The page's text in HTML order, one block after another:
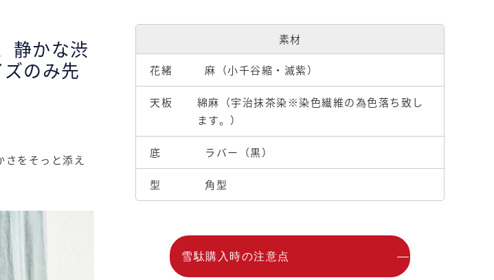
静かな渋
のみ先
をそっと添え
素材
花緒 麻（小千谷縮・滅紫）
天板
綿麻（宇治抹茶染※染色繊維の為色落ち致し
ます。）
底 ラバー（黒）
型 角型
雪駄購入時の注意点